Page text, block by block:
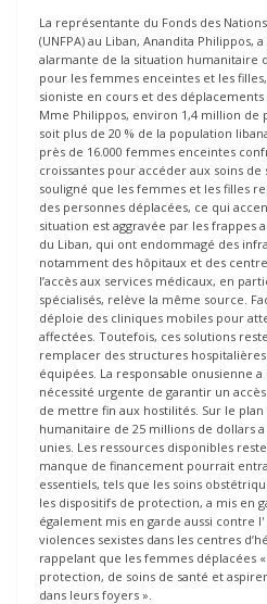
La représentante du Fonds des
(UNFPA) au Liban, Anandita Philippos,
alarmante de la situation humanitaire
pour les femmes enceintes et les
sioniste en cours et des
Mme Philippos, environ 1,4 million de
soit plus de 20 % de la population
près de 16.000 femmes enceintes
croissantes pour accéder aux soins
souligné que les femmes et les filles
des personnes déplacées, ce qui
situation est aggravée par les frappes
du Liban, qui ont endommagé des
notamment des hôpitaux et des
l’accès aux services médicaux, en
spécialisés, relève la même source.
déploie des cliniques mobiles pour
affectées. Toutefois, ces solutions
remplacer des structures
équipées. La responsable onusienne
nécessité urgente de garantir un
de mettre fin aux hostilités. Sur le
humanitaire de 25 millions de dollars
unies. Les ressources disponibles
manque de financement pourrait
essentiels, tels que les soins
les dispositifs de protection, a mis en
également mis en garde aussi contre
violences sexistes dans les centres
rappelant que les femmes déplacées
protection, de soins de santé et
dans leurs foyers ».